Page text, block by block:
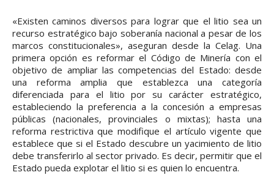
«Existen caminos diversos para lograr que el litio sea un
recurso estratégico bajo soberanía nacional a pesar de los
marcos constitucionales», aseguran desde la Celag. Una
primera opción es reformar el Código de Minería con el
objetivo de ampliar las competencias del Estado: desde
una reforma amplia que establezca una categoría
diferenciada para el litio por su carácter estratégico,
estableciendo la preferencia a la concesión a empresas
públicas (nacionales, provinciales o mixtas); hasta una
reforma restrictiva que modifique el artículo vigente que
establece que si el Estado descubre un yacimiento de litio
debe transferirlo al sector privado. Es decir, permitir que el
Estado pueda explotar el litio si es quien lo encuentra.